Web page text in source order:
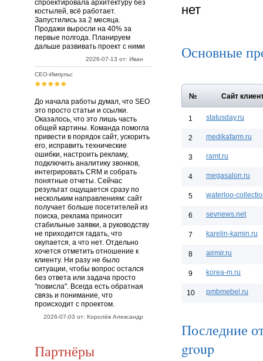
спроектировала архитектуру без
костылей, всё работает.
Запустились за 2 месяца.
Продажи выросли на 40% за
первые полгода. Планируем
дальше развивать проект с ними
2026-07-13 от: Иван
СЕО-Импульс
До начала работы думал, что SEO
это просто статьи и ссылки.
Оказалось, что это лишь часть
общей картины. Команда помогла
привести в порядок сайт, ускорить
его, исправить технические
ошибки, настроить рекламу,
подключить аналитику звонков,
интегрировать CRM и собрать
понятные отчеты. Сейчас
результат ощущается сразу по
нескольким направлениям: сайт
получает больше посетителей из
поиска, реклама приносит
стабильные заявки, а руководству
не приходится гадать, что
окупается, а что нет. Отдельно
хочется отметить отношение к
клиенту. Ни разу не было
ситуации, чтобы вопрос остался
без ответа или задача просто
"повисла". Всегда есть обратная
связь и понимание, что
происходит с проектом.
2026-07-03 от: Королёв Александр
Партнёры
нет
Основные
№ Сайт
1 statusday.ru
2 medikafarm.ru
3 ramt.ru
4 megasalon.ru
5 waterloo-
6 sevnews.net
7 karelin-kamin.ru
8 airmir.ru
9 korea-m.ru
10 pmbmebel.ru
Последние
group